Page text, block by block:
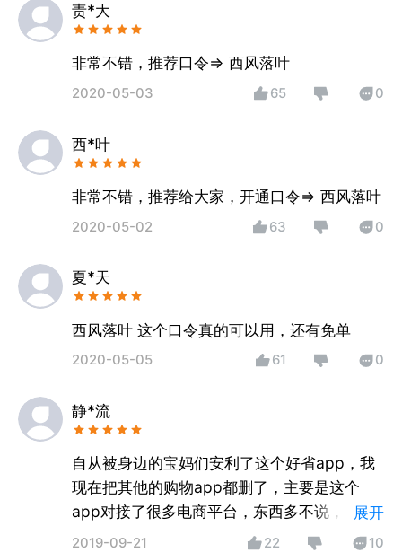
责*大
非常不错，推荐口令=> 西风落叶
2020-05-03 65 0
西*叶
非常不错，推荐给大家，开通口令=> 西风落叶
2020-05-02 63 0
夏*天
西风落叶 这个口令真的可以用，还有免单
2020-05-05 61 0
静*流
自从被身边的宝妈们安利了这个好省app，我
现在把其他的购物app都删了，主要是这个
app对接了很多电商平台，东西多不说，还都
是大品牌的东西，开始几次买了孩子的奶粉我
展开
2019-09-21 22 10